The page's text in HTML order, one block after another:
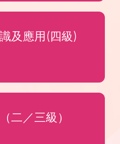
及應用(四級)
二／三級）